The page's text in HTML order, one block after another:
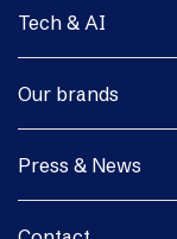
Tech & AI
Our brands
Press & News